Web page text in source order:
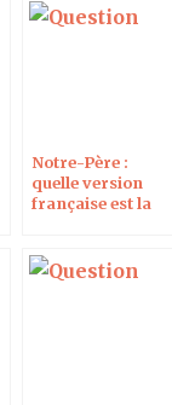
araméen pour se
rapprocher de
Notre-Père :
quelle version
française est la